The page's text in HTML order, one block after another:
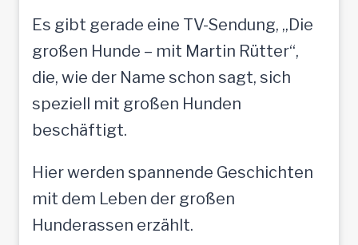
Es gibt gerade eine TV-Sendung, „Die
großen Hunde – mit Martin Rütter“,
die, wie der Name schon sagt, sich
speziell mit großen Hunden
beschäftigt.
Hier werden spannende Geschichten
mit dem Leben der großen
Hunderassen erzählt.